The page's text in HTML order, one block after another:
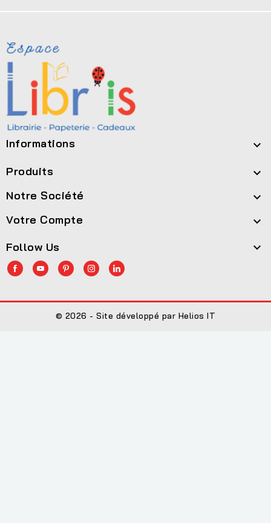
Informations 
Produits 
Notre Société 
Votre Compte 
Follow Us 
© 2026 - Site développé par Helios IT